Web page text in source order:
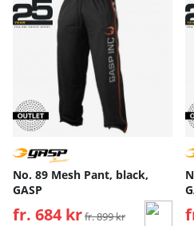
No. 89 Mesh Pant, black,
GASP
fr. 684 kr Ordinarie pris:
fr. 899 kr